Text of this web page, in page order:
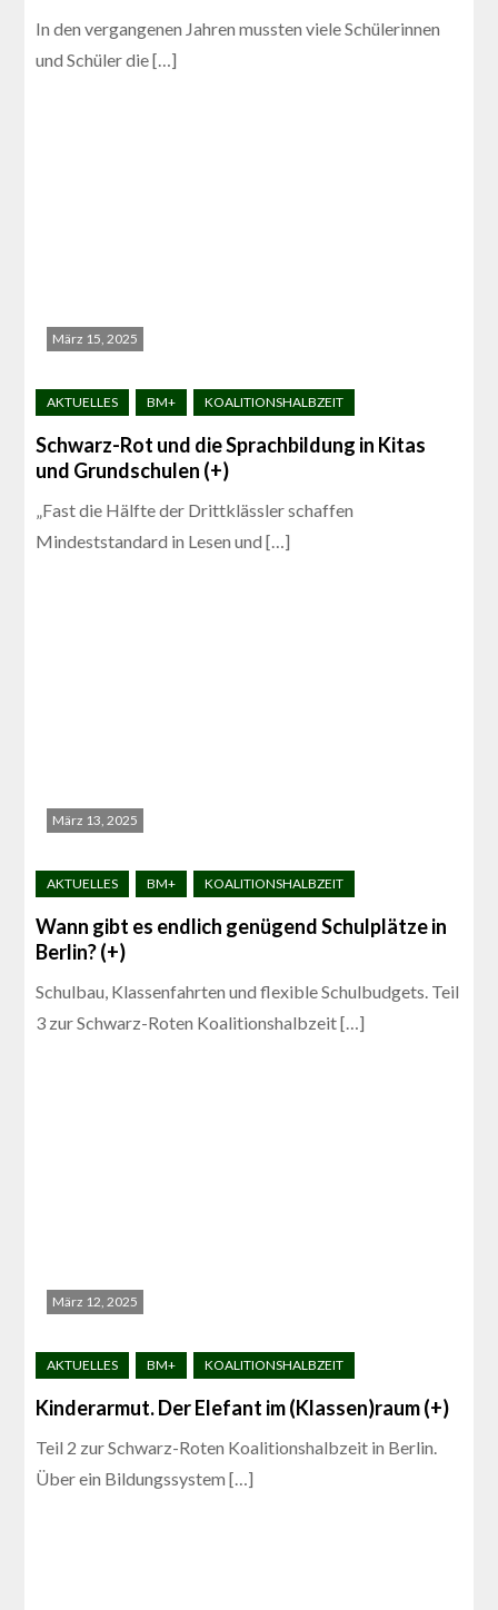
In den vergangenen Jahren mussten viele Schülerinnen
und Schüler die […]
März 15, 2025
Schwarz-Rot und die Sprachbildung in Kitas
und Grundschulen (+)
„Fast die Hälfte der Drittklässler schaffen
Mindeststandard in Lesen und […]
März 13, 2025
Wann gibt es endlich genügend Schulplätze in
Berlin? (+)
Schulbau, Klassenfahrten und flexible Schulbudgets. Teil
3 zur Schwarz-Roten Koalitionshalbzeit […]
März 12, 2025
Kinderarmut. Der Elefant im (Klassen)raum (+)
Teil 2 zur Schwarz-Roten Koalitionshalbzeit in Berlin.
Über ein Bildungssystem […]